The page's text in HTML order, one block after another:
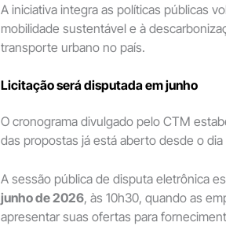
A iniciativa integra as políticas públicas
mobilidade sustentável e à
transporte urbano no país.
Licitação será disputada em junho
O cronograma divulgado pelo CTM
das propostas já está aberto desde o
A sessão pública de disputa eletrônica
junho de 2026, às 10h30, quando as
apresentar suas ofertas para